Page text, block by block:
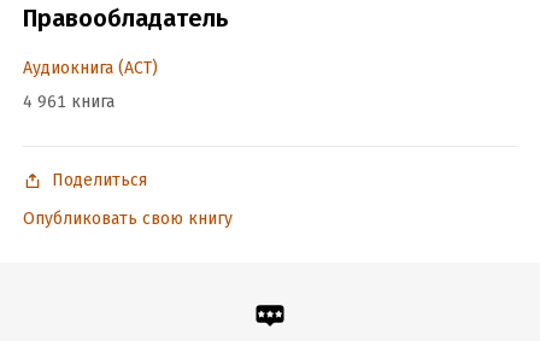
Дата поступления:24 декабря 2024
Правообладатель
Аудиокнига (АСТ)
4 961 книга
Поделиться
Опубликовать свою книгу